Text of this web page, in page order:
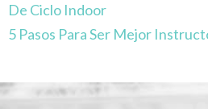
De Ciclo Indoor
5 Pasos Para Ser Mejor